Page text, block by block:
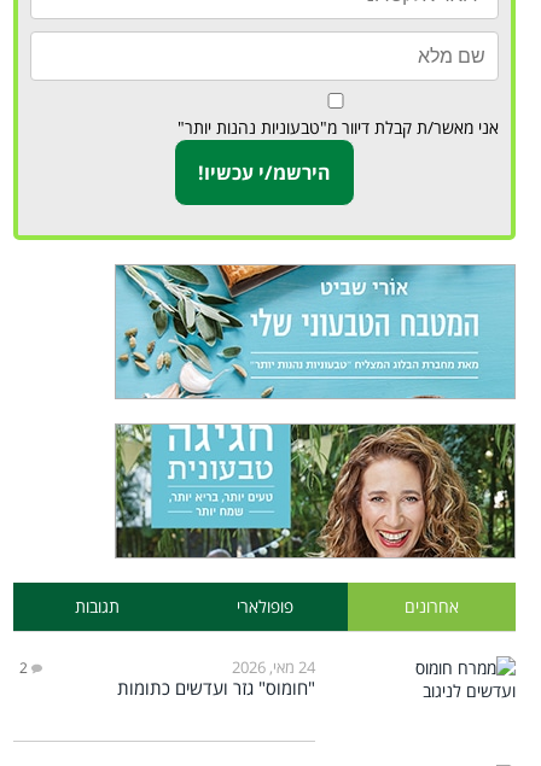
אני מאשר/ת קבלת דיוור מ"טבעוניות נהנות יותר"
אחרונים פופולארי תגובות
24 מאי, 2026 2
"חומוס" גזר ועדשים כתומות